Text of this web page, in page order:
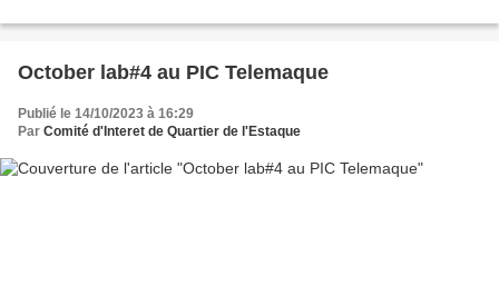
October lab#4 au PIC Telemaque
Publié le 14/10/2023 à 16:29
Par Comité d'Interet de Quartier de l'Estaque